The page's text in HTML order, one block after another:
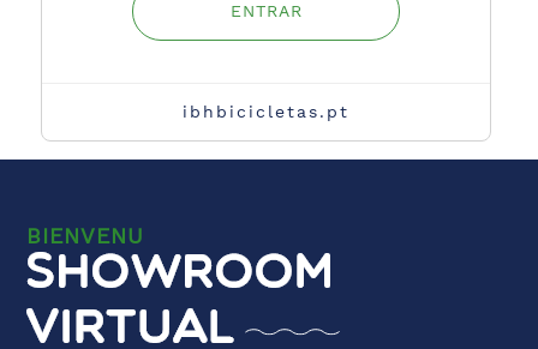
ENTRAR
ibhbicicletas.pt
BIENVENU